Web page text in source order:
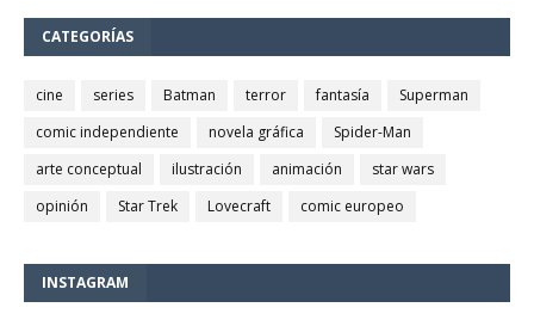
CATEGORÍAS
cine series Batman terror fantasía
Superman
comic independiente
novela gráfica
Spider-Man
arte conceptual
ilustración animación
star wars
opinión
Star Trek Lovecraft comic europeo
INSTAGRAM